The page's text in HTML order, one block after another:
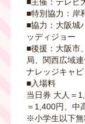
■主催：テレビ
■特別協力：岸
■協力：大阪城
ッディジョー
■後援：⼤阪市
局、関⻄広域
ナレッジキャ
■⼊場料
当⽇券 大人＝
＝1,400円、中
※⼩学⽣以下無